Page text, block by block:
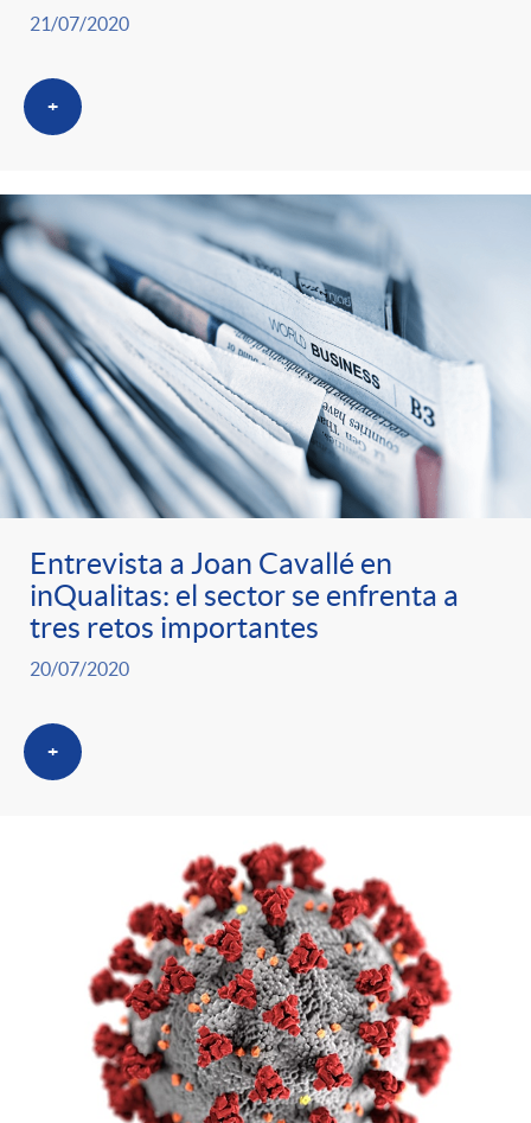
21/07/2020
+
Entrevista a Joan Cavallé en
inQualitas: el sector se enfrenta a
tres retos importantes
20/07/2020
+